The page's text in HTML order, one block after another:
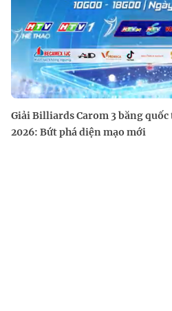
Giải Billiards Carom 3 băng quốc
2026: Bứt phá diện mạo mới